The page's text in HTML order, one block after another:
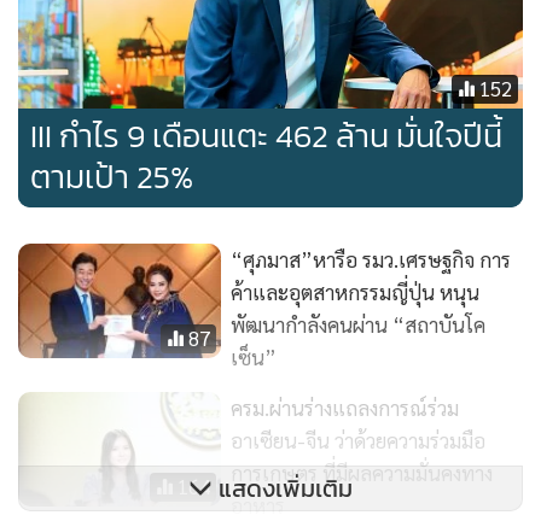
ข้อเสนอแนะเชิงนโยบายในการปรับปรุงโครงสร้างพื้นฐานสถานี
อัดประจุสำหรับยานยนต์ไฟฟ้าในอาเซียน เอกสารแนวทางการ
ประเมินด้านความสามารถ/ประสิทธิภาพของท่าเทียบเรือ
คอนเทนเนอร์ในภูมิภาคอาเซียน รายงานฉบับสมบูรณ์เรื่อง การ
พัฒนาขีดความสามารถของเจ้าหน้าที่ควบคุมการจราจรทางน้ำ
ปี 2563-2564 ผลการศึกษาเรื่อง การจัดทำร่างยุทธศาสตร์
ภายใต้ความเป็นหุ้นส่วนด้านการขนส่งระหว่างอาเซียน-ญี่ปุ่น
รายงานฉบับสมบูรณ์เรื่อง โครงการฝึกอบรมระบบนำร่องเดิน
อากาศในอาเซียน แผนปฏิบัติการอาเซียนด้านการบินที่ยั่งยืน
แผนแม่บทว่าด้วยการจัดการจราจรทางอากาศ ฉบับปรับปรุง
ครั้งที่ 3 พิธีสาร 3 ว่าด้วยความสามารถในการกำกับดูแลความ
ปลอดภัยขององค์การบริหารการบินแห่งชาติ
152
III กำไร 9 เดือนแตะ 462 ล้าน มั่นใจปีนี้
ตามเป้า 25%
87
“ศุภมาส”หารือ รมว.เศรษฐกิจ การ
ค้าและอุตสาหกรรมญี่ปุ่น หนุน
พัฒนากำลังคนผ่าน “สถาบันโค
เซ็น”
164
ครม.ผ่านร่างแถลงการณ์ร่วม
อาเซียน-จีน ว่าด้วยความร่วมมือ
การเกษตร ที่มีผลความมั่นคงทาง
อาหาร
แสดงเพิ่มเติม